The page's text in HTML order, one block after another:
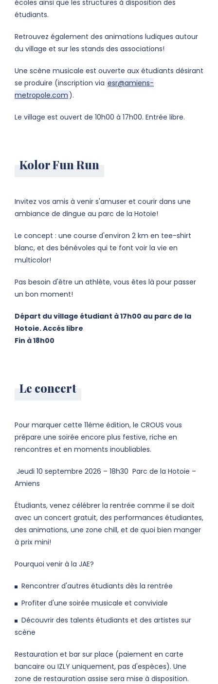
écoles ainsi que les structures à disposition des
étudiants.
Retrouvez également des animations ludiques autour
du village et sur les stands des associations!
Une scène musicale est ouverte aux étudiants désirant
se produire (inscription via esr@amiens-
metropole.com ).
Le village est ouvert de 10h00 à 17h00. Entrée libre.
Kolor Fun Run
Invitez vos amis à venir s'amuser et courir dans une
ambiance de dingue au parc de la Hotoie!
Le concept : une course d'environ 2 km en tee-shirt
blanc, et des bénévoles qui te font voir la vie en
multicolor!
Pas besoin d'être un athlète, vous êtes là pour passer
un bon moment!
Départ du village étudiant à 17h00 au parc de la
Hotoie. Accés libre
Fin à 18h00
Le concert
Pour marquer cette 11éme édition, le CROUS vous
prépare une soirée encore plus festive, riche en
rencontres et en moments inoubliables.
Jeudi 10 septembre 2026 – 18h30 Parc de la Hotoie –
Amiens
Étudiants, venez célébrer la rentrée comme il se doit
avec un concert gratuit, des performances étudiantes,
des animations, une zone chill, et de quoi bien manger
à prix mini!
Pourquoi venir à la JAE?
Rencontrer d'autres étudiants dès la rentrée
Profiter d'une soirée musicale et conviviale
Découvrir des talents étudiants et des artistes sur
scène
Restauration et bar sur place (paiement en carte
bancaire ou IZLY uniquement, pas d'espèces). Une
zone de restauration assise sera mise à disposition.